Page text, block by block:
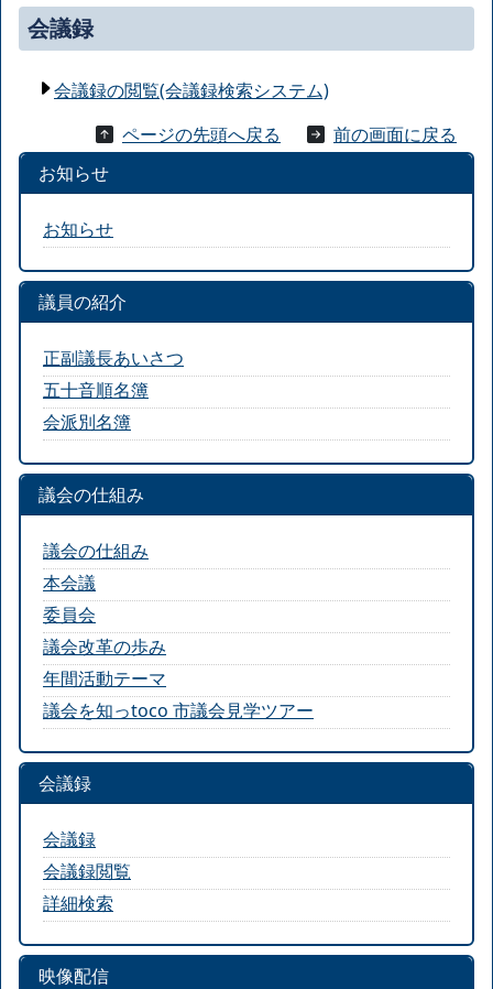
会議録
会議録の閲覧(会議録検索システム)
ページの先頭へ戻る
前の画面に戻る
お知らせ
お知らせ
議員の紹介
正副議長あいさつ
五十音順名簿
会派別名簿
議会の仕組み
議会の仕組み
本会議
委員会
議会改革の歩み
年間活動テーマ
議会を知っtoco 市議会見学ツアー
会議録
会議録
会議録閲覧
詳細検索
映像配信